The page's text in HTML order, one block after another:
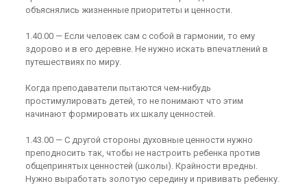
объяснялись жизненные приоритеты и ценности.
1.40.00 — Если человек сам с собой в гармонии, то ему
здорово и в его деревне. Не нужно искать впечатлений в
путешествиях по миру.
Когда преподаватели пытаются чем-нибудь
простимулировать детей, то не понимают что этим
начинают формировать их шкалу ценностей.
1.43.00 — С другой стороны духовные ценности нужно
преподносить так, чтобы не настроить ребенка против
общепринятых ценностей (школы). Крайности вредны.
Нужно выработать золотую середину и прививать ребенку.